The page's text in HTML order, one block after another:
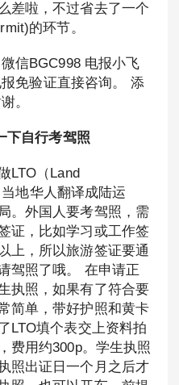
差啦，不过省去了一个
的环节。
信BGC998 电报小飞
免验证直接咨询。 添
。
下自行考驾照
LTO（Land
地华人翻译成陆运
。外国人要考驾照，需
证，比如学习或工作签
上，所以旅游签证要通
驾照了哦。 在申请正
执照，如果有了符合要
简单，带好护照和黄卡
LTO填个表交上资料拍
费用约300p。学生执照
照出证日一个月之后才